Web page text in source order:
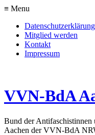
≡ Menu
Datenschutzerklärung
Mitglied werden
Kontakt
Impressum
VVN-BdA
Bund der Antifaschistinnen
Aachen der VVN-BdA